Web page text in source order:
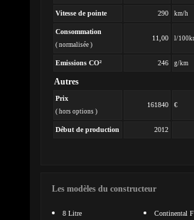
Vitesse de pointe 290 km/h
Consommation
( normalisée )
11,00 l/
Emissions CO² 246 g/km
Autres
Prix
( hors options )
161840 €
Début de production 2012
Les modèles du constructeur
8 Litre
Continental